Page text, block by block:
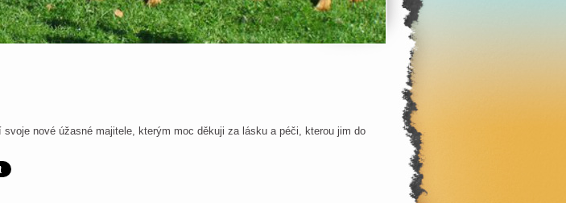
nové úžasné majitele, kterým moc děkuji za lásku a péči, kterou jim do